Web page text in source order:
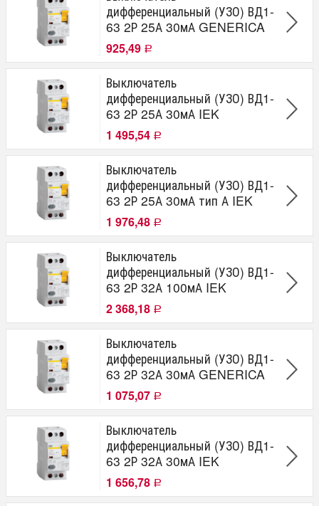
дифференциальный (УЗО) ВД1-
63 2Р 25А 30мА GENERICA
925,49 Р
Выключатель
дифференциальный (УЗО) ВД1-
63 2Р 25А 30мА IEK
1 495,54 Р
Выключатель
дифференциальный (УЗО) ВД1-
63 2Р 25А 30мА тип А IEK
1 976,48 Р
Выключатель
дифференциальный (УЗО) ВД1-
63 2Р 32А 100мА IEK
2 368,18 Р
Выключатель
дифференциальный (УЗО) ВД1-
63 2Р 32А 30мА GENERICA
1 075,07 Р
Выключатель
дифференциальный (УЗО) ВД1-
63 2Р 32А 30мА IEK
1 656,78 Р